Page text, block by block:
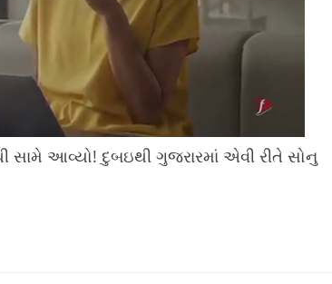
સામે આવ્યો! દુબઇથી ગુજરારમાં એવી રીતે સોનુ